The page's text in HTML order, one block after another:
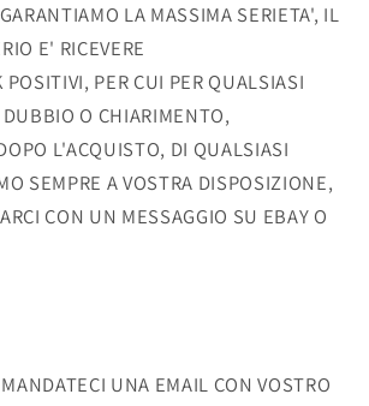
LA MASSIMA SERIETA', IL
E' RICEVERE
POSITIVI, PER CUI PER QUALSIASI
O CHIARIMENTO,
L'ACQUISTO, DI QUALSIASI
SEMPRE A VOSTRA DISPOSIZIONE,
CON UN MESSAGGIO SU EBAY O
UNA EMAIL CON VOSTRO